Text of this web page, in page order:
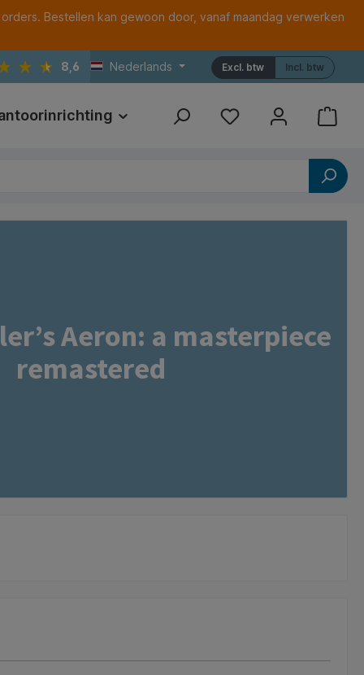
Bestellen kan gewoon door, vanaf maandag verwerken
8,6 Nederlands Incl. btw
Excl. btw
Print Referenties
Aeron: a masterpiece
remastered